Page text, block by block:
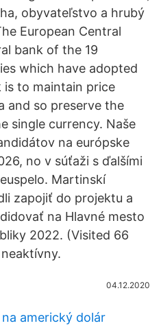
obyvateľstvo a hrubý
European Central
bank of the 19
which have adopted
is to maintain price
and so preserve the
single currency. Naše
na európske
no v súťaži s ďalšími
Martinskí
zapojiť do projektu a
na Hlavné mesto
2022. (Visited 66
04.12.2020
americký dolár